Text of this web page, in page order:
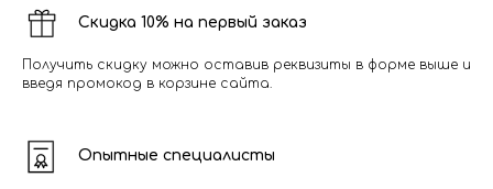
Скидка 10% на первый заказ
Получить скидку можно оставив реквизиты в форме выше и
введя промокод в корзине сайта.
Опытные специалисты